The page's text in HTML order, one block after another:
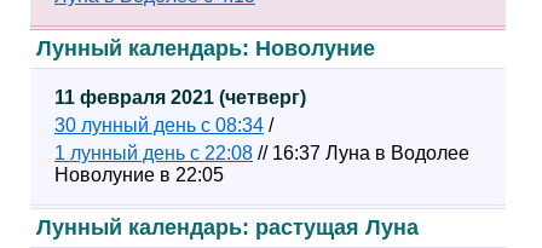
Лунный календарь: Новолуние
11 февраля 2021 (четверг)
30 лунный день с 08:34 /
1 лунный день с 22:08 // 16:37 Луна в Водолее
Новолуние в 22:05
Лунный календарь: растущая Луна